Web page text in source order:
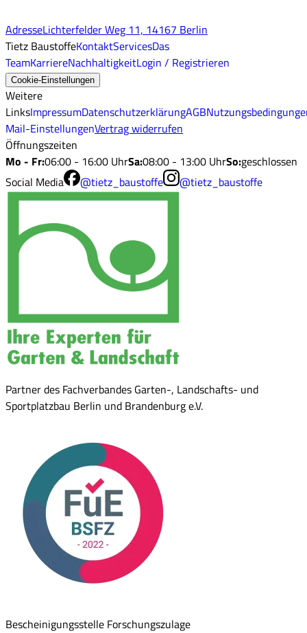
AdresseLichterfelder Weg 11, 14167 Berlin
Tietz BaustoffeKontaktServicesDas
TeamKarriereNachhaltigkeitLogin / Registrieren
Cookie-Einstellungen
Weitere
LinksImpressumDatenschutzerklärungAGB
Mail-EinstellungenVertrag widerrufen
Öffnungszeiten
Mo - Fr:06:00 - 16:00 UhrSa:08:00 - 13:00 UhrSo:geschlossen
Social Media
@tietz_baustoffe @tietz_baustoffe
Partner des Fachverbandes Garten-, Landschafts- und
Sportplatzbau Berlin und Brandenburg e.V.
Bescheinigungsstelle Forschungszulage